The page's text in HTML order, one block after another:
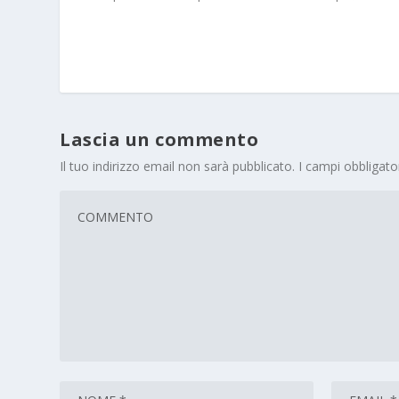
Lascia un commento
Il tuo indirizzo email non sarà pubblicato. I campi